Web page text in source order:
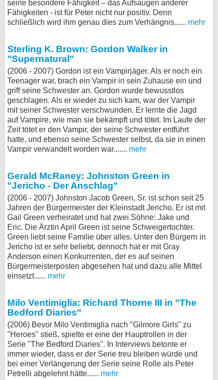
seine besondere Fähigkeit – das Aufsaugen anderer
Fähigkeiten - ist für Peter nicht nur positiv. Denn
schließlich wird ihm genau dies zum Verhängnis...... mehr
Sterling K. Brown: Gordon Walker in
"Supernatural"
(2006 - 2007) Gordon ist ein Vampirjäger. Als er noch ein
Teenager war, brach ein Vampir in sein Zuhause ein und
griff seine Schwester an. Gordon wurde bewusstlos
geschlagen. Als er wieder zu sich kam, war der Vampir
mit seiner Schwester verschwunden. Er lernte die Jagd
auf Vampire, wie man sie bekämpft und tötet. Im Laufe der
Zeit tötet er den Vampir, der seine Schwester entführt
hatte, und ebenso seine Schwester selbst, da sie in einen
Vampir verwandelt worden war....... mehr
Gerald McRaney: Johnston Green in
"Jericho - Der Anschlag"
(2006 - 2007) Johnston Jacob Green, Sr. ist schon seit 25
Jahren der Bürgermeister der Kleinstadt Jericho. Er ist mit
Gail Green verheiratet und hat zwei Söhne: Jake und
Eric. Die Ärztin April Green ist seine Schweigertochter.
Green liebt seine Familie über alles. Unter den Bürgern in
Jericho ist er sehr beliebt, dennoch hat er mit Gray
Anderson einen Konkurrenten, der es auf seinen
Bürgermeisterposten abgesehen hat und dazu alle Mittel
einsetzt...... mehr
Milo Ventimiglia: Richard Thorne III in "The
Bedford Diaries"
(2006) Bevor Milo Ventimiglia nach "Gilmore Girls" zu
"Heroes" stieß, spielte er eine der Hauptrollen in der
Serie "The Bedford Diaries". In Interviews betonte er
immer wieder, dass er der Serie treu bleiben würde und
bei einer Verlängerung der Serie seine Rolle als Peter
Petrelli abgelehnt hätte...... mehr